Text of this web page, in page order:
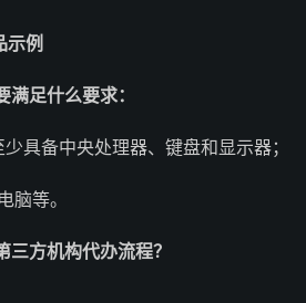
示例
足什么要求：
具备中央处理器、键盘和显示器；
脑等。
方机构代办流程？